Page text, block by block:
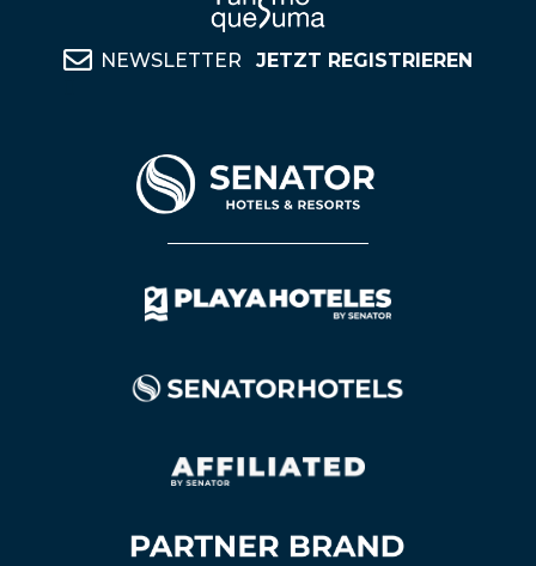
NEWSLETTER JETZT REGISTRIEREN